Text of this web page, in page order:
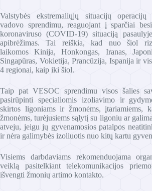
Valstybės ekstremaliųjų situacijų
vadovo sprendimu, reaguojant į sparčiai
koronaviruso (COVID-19) situaciją
apibrėžimas. Tai reiškia, kad nuo šiol
laikomos Kinija, Honkongas, Iranas,
Singapūras, Vokietija, Prancūzija, Ispanija ir
4 regionai, kaip iki šiol.
Taip pat VESOC sprendimu visos šalies
pasirūpinti specialiomis izoliavimo ir
skirtos ligoniams ir žmonėms, įtariamiems,
žmonėms, turėjusiems sąlytį su ligoniu ar
atveju, jeigu jų gyvenamosios patalpos
ir nėra galimybės izoliuotis nuo kitų kartu
Visiems darbdaviams rekomenduojama
veiklą pasitelkiant telekomunikacijos
išvengti žmonių artimo kontakto.